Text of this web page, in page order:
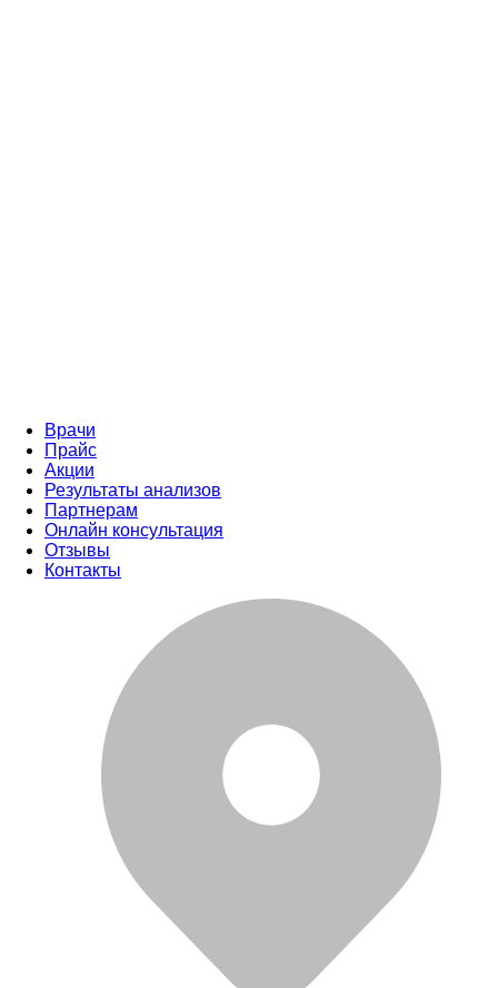
Врачи
Прайс
Акции
Результаты анализов
Партнерам
Онлайн консультация
Отзывы
Контакты